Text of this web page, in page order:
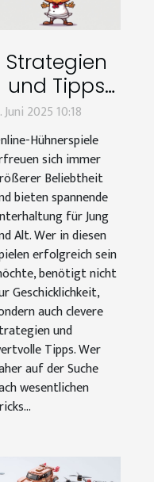
Strategien
und Tipps
für Online-
Juni 2025 10:18
Hühnerspiele
sich immer
Beliebtheit
bieten spannende
für Jung
Alt. Wer in diesen
erfolgreich sein
benötigt nicht
Geschicklichkeit,
auch clevere
und
Tipps. Wer
auf der Suche
wesentlichen